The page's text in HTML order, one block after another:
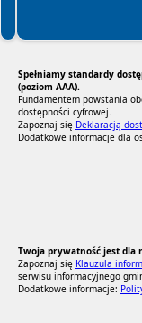
Spełniamy standardy
(poziom AAA).
Fundamentem powstania
dostępności cyfrowej.
Zapoznaj się Deklaracją
Dodatkowe informacje dla
Twoja prywatność jest dla
Zapoznaj się Klauzula
serwisu informacyjnego
Dodatkowe informacje: